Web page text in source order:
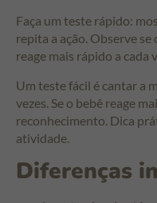
Faça um teste rápido:
repita a ação. Observe
reage mais rápido a cada
Um teste fácil é cantar a
vezes. Se o bebê reage
reconhecimento. Dica
atividade.
Diferenças